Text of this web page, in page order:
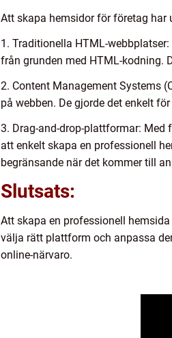
Att skapa hemsidor för företag har
1. Traditionella HTML-
från grunden med HTML-kodning.
2. Content Management Systems
på webben. De gjorde det enkelt
3. Drag-and-drop-plattformar:
att enkelt skapa en professionell
begränsande när det kommer till
Slutsats:
Att skapa en professionell
välja rätt plattform och anpassa
online-närvaro.